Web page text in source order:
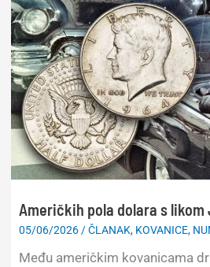
Američkih pola dolara s likom
05/06/2026 /ČLANAK, KOVANICE,
Među američkim kovanicama